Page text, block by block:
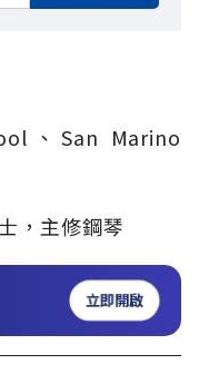
、San Marino
，主修鋼琴
立即開啟